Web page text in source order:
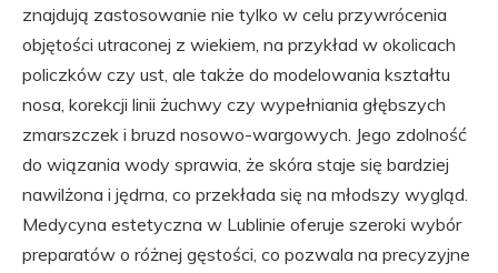
znajdują zastosowanie nie tylko w celu przywrócenia
objętości utraconej z wiekiem, na przykład w okolicach
policzków czy ust, ale także do modelowania kształtu
nosa, korekcji linii żuchwy czy wypełniania głębszych
zmarszczek i bruzd nosowo-wargowych. Jego zdolność
do wiązania wody sprawia, że skóra staje się bardziej
nawilżona i jędrna, co przekłada się na młodszy wygląd.
Medycyna estetyczna w Lublinie oferuje szeroki wybór
preparatów o różnej gęstości, co pozwala na precyzyjne